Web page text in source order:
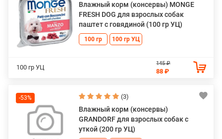
Влажный корм (консервы) MONGE
FRESH DOG для взрослых собак
паштет с говядиной (100 гр УЦ)
100 гр 100 гр УЦ
100 гр УЦ
145 ₽
88 ₽
-53% (3)
Влажный корм (консервы)
GRANDORF для взрослых собак с
уткой (200 гр УЦ)